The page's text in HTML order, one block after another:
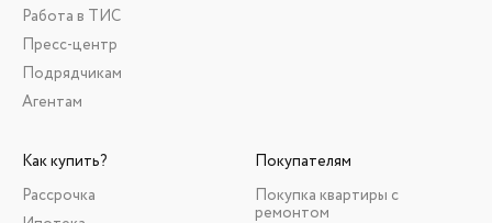
Работа в ТИС
Пресс-центр
Подрядчикам
Агентам
Как купить?
Рассрочка
Покупателям
Покупка квартиры с
ремонтом